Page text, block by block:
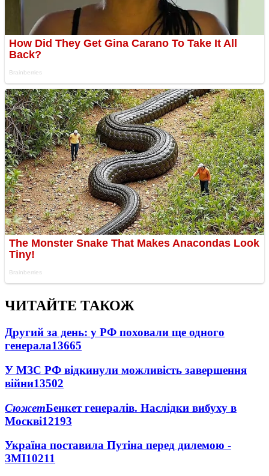
ЧИТАЙТЕ ТАКОЖ
Другий за день: у РФ поховали ще одного
генерала13665
У МЗС РФ відкинули можливість завершення
війни13502
СюжетБенкет генералів. Наслідки вибуху в
Москві12193
Україна поставила Путіна перед дилемою -
ЗМІ10211